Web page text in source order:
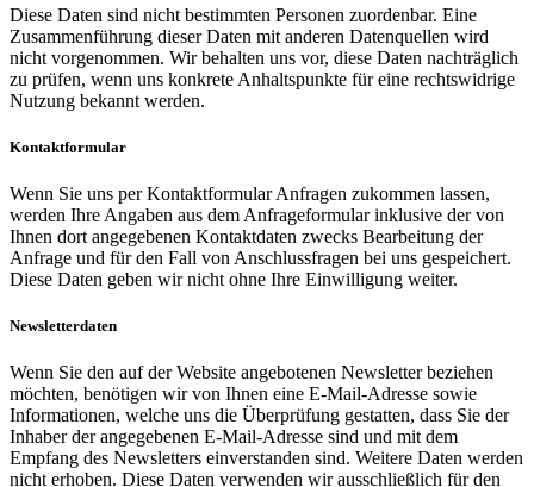
Diese Daten sind nicht bestimmten Personen zuordenbar. Eine
Zusammenführung dieser Daten mit anderen Datenquellen wird
nicht vorgenommen. Wir behalten uns vor, diese Daten nachträglich
zu prüfen, wenn uns konkrete Anhaltspunkte für eine rechtswidrige
Nutzung bekannt werden.
Kontaktformular
Wenn Sie uns per Kontaktformular Anfragen zukommen lassen,
werden Ihre Angaben aus dem Anfrageformular inklusive der von
Ihnen dort angegebenen Kontaktdaten zwecks Bearbeitung der
Anfrage und für den Fall von Anschlussfragen bei uns gespeichert.
Diese Daten geben wir nicht ohne Ihre Einwilligung weiter.
Newsletterdaten
Wenn Sie den auf der Website angebotenen Newsletter beziehen
möchten, benötigen wir von Ihnen eine E-Mail-Adresse sowie
Informationen, welche uns die Überprüfung gestatten, dass Sie der
Inhaber der angegebenen E-Mail-Adresse sind und mit dem
Empfang des Newsletters einverstanden sind. Weitere Daten werden
nicht erhoben. Diese Daten verwenden wir ausschließlich für den